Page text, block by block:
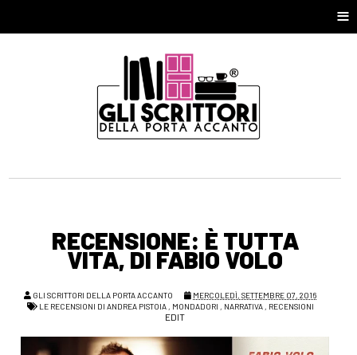
≡
RECENSIONE: È TUTTA
VITA, DI FABIO VOLO
GLI SCRITTORI DELLA PORTA ACCANTO
MERCOLEDÌ, SETTEMBRE 07, 2016
LE RECENSIONI DI ANDREA PISTOIA, MONDADORI , NARRATIVA, RECENSIONI
EDIT